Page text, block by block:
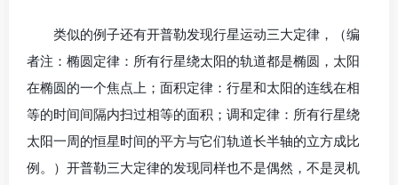
类似的例子还有开普勒发现行星运动三大定律，（编
者注：椭圆定律：所有行星绕太阳的轨道都是椭圆，太阳
在椭圆的一个焦点上；面积定律：行星和太阳的连线在相
等的时间间隔内扫过相等的面积；调和定律：所有行星绕
太阳一周的恒星时间的平方与它们轨道长半轴的立方成比
例。）开普勒三大定律的发现同样也不是偶然，不是灵机